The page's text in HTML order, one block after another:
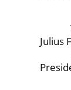
Julius